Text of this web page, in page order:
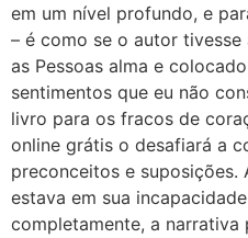
em um nível profundo, e
– é como se o autor
as Pessoas alma e
sentimentos que eu não
livro para os fracos de
online grátis o desafiará a
preconceitos e
estava em sua
completamente, a narrativa